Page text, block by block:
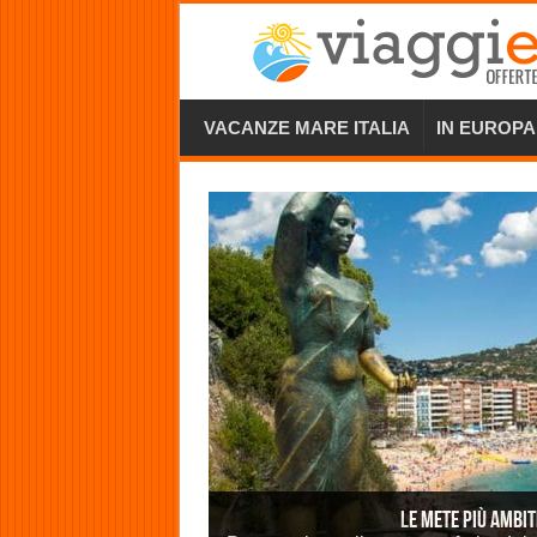
VACANZE MARE ITALIA IN EUROPA
LE METE PIÙ
GRECIA: DOVE
LE 7
VISITARE PETRA:
PRIMA VOLTA